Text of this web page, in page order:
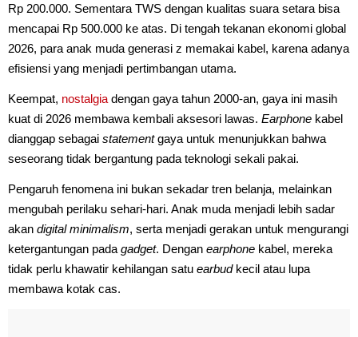
Rp 200.000. Sementara TWS dengan kualitas suara setara bisa
mencapai Rp 500.000 ke atas. Di tengah tekanan ekonomi global
2026, para anak muda generasi z memakai kabel, karena adanya
efisiensi yang menjadi pertimbangan utama.
Keempat, nostalgia dengan gaya tahun 2000-an, gaya ini masih
kuat di 2026 membawa kembali aksesori lawas. Earphone kabel
dianggap sebagai statementgaya untuk menunjukkan bahwa
seseorang tidak bergantung pada teknologi sekali pakai.
Pengaruh fenomena ini bukan sekadar tren belanja, melainkan
mengubah perilaku sehari-hari. Anak muda menjadi lebih sadar
akan digital minimalism, serta menjadi gerakan untuk mengurangi
ketergantungan pada gadget. Dengan earphone kabel, mereka
tidak perlu khawatir kehilangan satu earbudkecil atau lupa
membawa kotak cas.